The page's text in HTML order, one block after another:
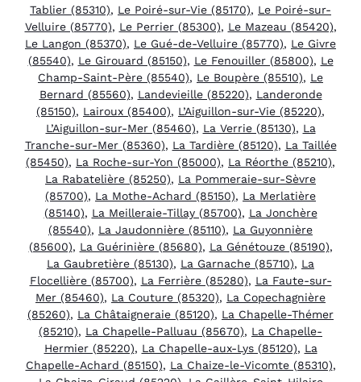
Tablier (85310), Le Poiré-sur-Vie (85170), Le Poiré-sur-
Velluire (85770), Le Perrier (85300), Le Mazeau (85420),
Le Langon (85370), Le Gué-de-Velluire (85770), Le Givre
(85540), Le Girouard (85150), Le Fenouiller (85800), Le
Champ-Saint-Père (85540), Le Boupère (85510), Le
Bernard (85560), Landevieille (85220), Landeronde
(85150), Lairoux (85400), L’Aiguillon-sur-Vie (85220),
L’Aiguillon-sur-Mer (85460), La Verrie (85130), La
Tranche-sur-Mer (85360), La Tardière (85120), La Taillée
(85450), La Roche-sur-Yon (85000), La Réorthe (85210),
La Rabatelière (85250), La Pommeraie-sur-Sèvre
(85700), La Mothe-Achard (85150), La Merlatière
(85140), La Meilleraie-Tillay (85700), La Jonchère
(85540), La Jaudonnière (85110), La Guyonnière
(85600), La Guérinière (85680), La Génétouze (85190),
La Gaubretière (85130), La Garnache (85710), La
Flocellière (85700), La Ferrière (85280), La Faute-sur-
Mer (85460), La Couture (85320), La Copechagnière
(85260), La Châtaigneraie (85120), La Chapelle-Thémer
(85210), La Chapelle-Palluau (85670), La Chapelle-
Hermier (85220), La Chapelle-aux-Lys (85120), La
Chapelle-Achard (85150), La Chaize-le-Vicomte (85310),